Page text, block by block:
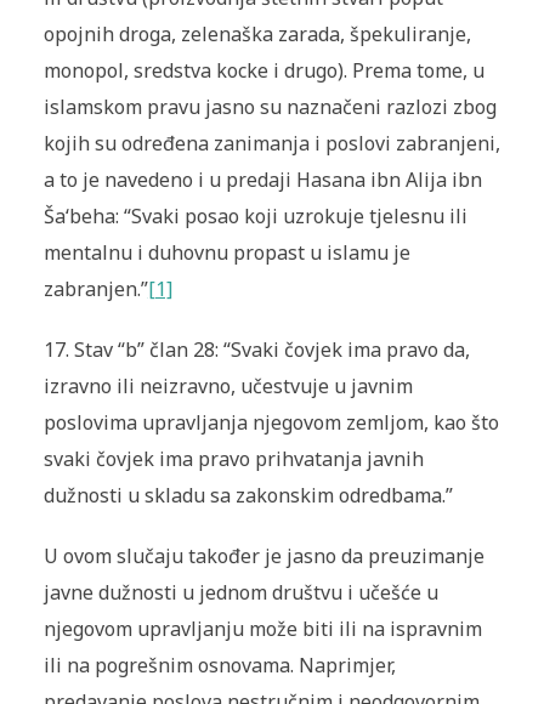
opojnih droga, zelenaška zarada, špekuliranje,
monopol, sredstva kocke i drugo). Prema tome, u
islamskom pravu jasno su naznačeni razlozi zbog
kojih su određena zanimanja i poslovi zabranjeni,
a to je navedeno i u predaji Hasana ibn Alija ibn
Ša‘beha: “Svaki posao koji uzrokuje tjelesnu ili
mentalnu i duhovnu propast u islamu je
zabranjen.”[1]
17. Stav “b” član 28: “Svaki čovjek ima pravo da,
izravno ili neizravno, učestvuje u javnim
poslovima upravljanja njegovom zemljom, kao što
svaki čovjek ima pravo prihvatanja javnih
dužnosti u skladu sa zakonskim odredbama.”
U ovom slučaju također je jasno da preuzimanje
javne dužnosti u jednom društvu i učešće u
njegovom upravljanju može biti ili na ispravnim
ili na pogrešnim osnovama. Naprimjer,